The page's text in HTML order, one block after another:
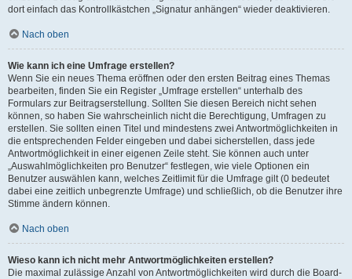
dort einfach das Kontrollkästchen „Signatur anhängen“ wieder deaktivieren.
Nach oben
Wie kann ich eine Umfrage erstellen?
Wenn Sie ein neues Thema eröffnen oder den ersten Beitrag eines Themas
bearbeiten, finden Sie ein Register „Umfrage erstellen“ unterhalb des
Formulars zur Beitragserstellung. Sollten Sie diesen Bereich nicht sehen
können, so haben Sie wahrscheinlich nicht die Berechtigung, Umfragen zu
erstellen. Sie sollten einen Titel und mindestens zwei Antwortmöglichkeiten in
die entsprechenden Felder eingeben und dabei sicherstellen, dass jede
Antwortmöglichkeit in einer eigenen Zeile steht. Sie können auch unter
„Auswahlmöglichkeiten pro Benutzer“ festlegen, wie viele Optionen ein
Benutzer auswählen kann, welches Zeitlimit für die Umfrage gilt (0 bedeutet
dabei eine zeitlich unbegrenzte Umfrage) und schließlich, ob die Benutzer ihre
Stimme ändern können.
Nach oben
Wieso kann ich nicht mehr Antwortmöglichkeiten erstellen?
Die maximal zulässige Anzahl von Antwortmöglichkeiten wird durch die Board-